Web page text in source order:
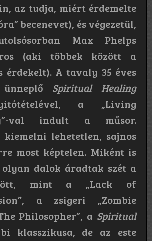
az tudja, miért érdemelte
becenevet), és végezetül,
Max Phelps
(aki többek között a
érdekelt). A tavaly 35 éves
Spiritual Healing
a „Living
val indult a műsor.
kiemelni lehetetlen, sajnos
most képtelen. Miként is
dalok áradtak szét a
mint a „Lack of
a zsigeri „Zombie
Philosopher”, a Spiritual
klasszikusa, de az este